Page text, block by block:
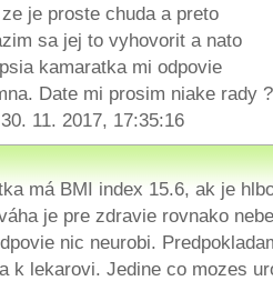
je proste chuda a preto
sa jej to vyhovorit a nato
kamaratka mi odpovie
Date mi prosim niake rady ?
11. 2017, 17:35:16
má BMI index 15.6, ak je
je pre zdravie rovnako
nic neurobi.
k lekarovi. Jedine co mozes